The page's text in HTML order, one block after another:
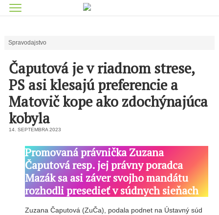
Spravodajstvo
Čaputová je v riadnom strese,
PS asi klesajú preferencie a
Matovič kope ako zdochýnajúca
kobyla
14. SEPTEMBRA 2023
Promovaná právnička Zuzana
Čaputová resp. jej právny poradca
Mazák sa asi záver svojho mandátu
rozhodli presedieť v súdnych sieňach
Zuzana Čaputová (ZuČa), podala podnet na Ústavný súd